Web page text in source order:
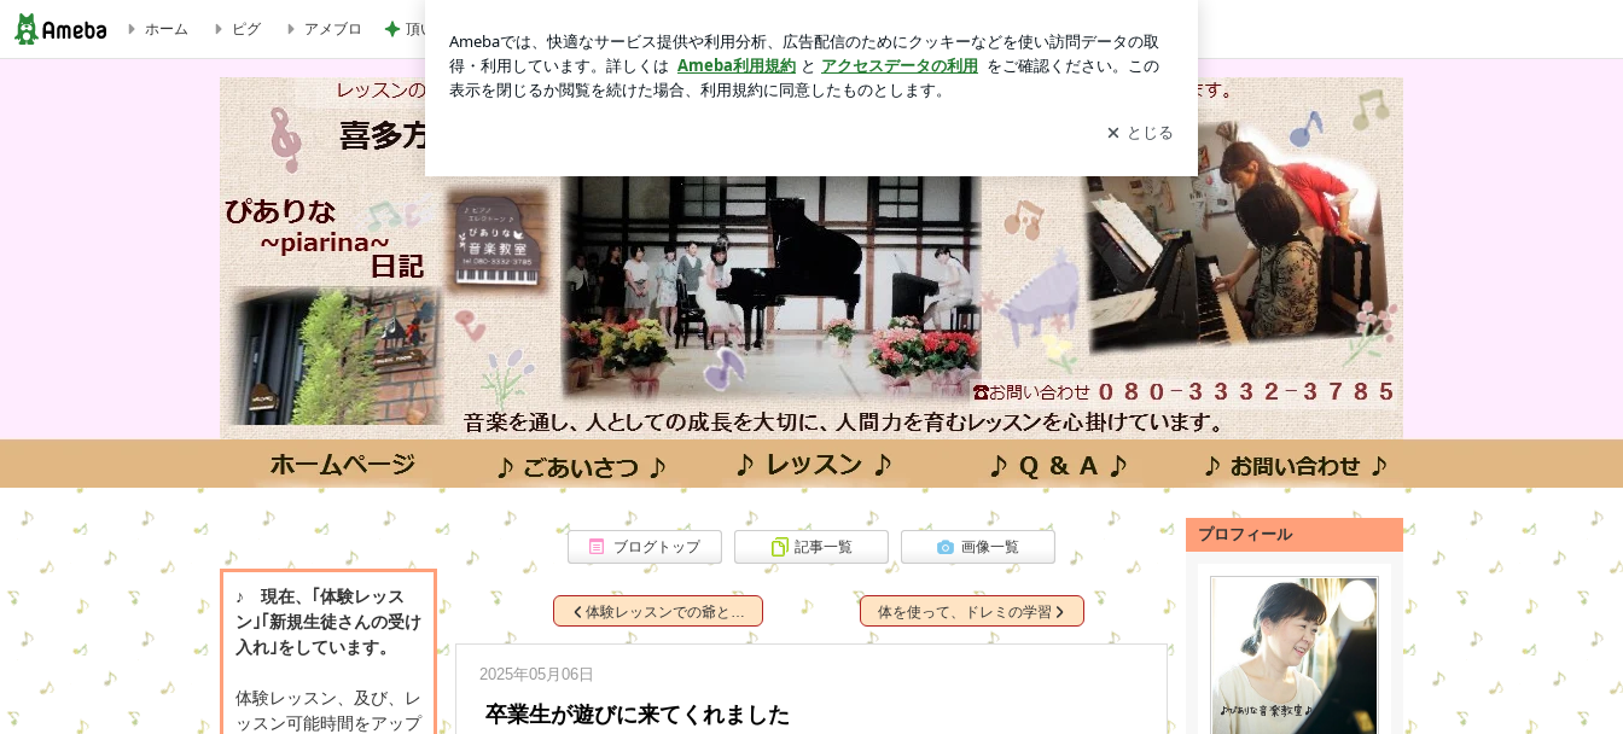
卒業生が遊びに来てくれました | 喜多方市塩川町 会津若松市 ピアノ教室｢ぴありな日記｣
ホーム ピグ アメブロ 頂いた甘じょっぱくて大好きなお土産
ブログトップ 記事一覧 画像一覧
体験レッスンでの爺と… 体を使って、ドレミの学習
卒業生が遊びに来てくれました
2025年05月06日
♪ 現在、｢体験レッス
ン｣｢新規生徒さんの受け
入れ｣をしています。
体験レッスン、及び、レ
ッスン可能時間をアップ
プロフィール